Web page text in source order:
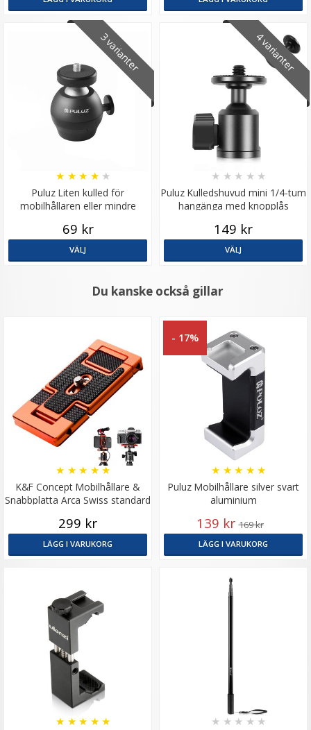
3 varianter
Puluz Liten kulled för
mobilhållaren eller mindre
★ ★ ★ ★ ★
69 kr
VÄLJ
4 varianter
Puluz Kulledshuvud mini 1/4-tum
hangänga med knopplås
★ ★ ★ ★ ★
149 kr
VÄLJ
Du kanske också gillar
K&F Concept Mobilhållare &
Snabbplatta Arca Swiss standard
★ ★ ★ ★ ★
299 kr
LÄGG I VARUKORG
- 17%
Puluz Mobilhållare silver svart
aluminium
★ ★ ★ ★ ★
139 kr 169 kr
LÄGG I VARUKORG
★ ★ ★ ★ ★ ★ ★ ★ ★ ★